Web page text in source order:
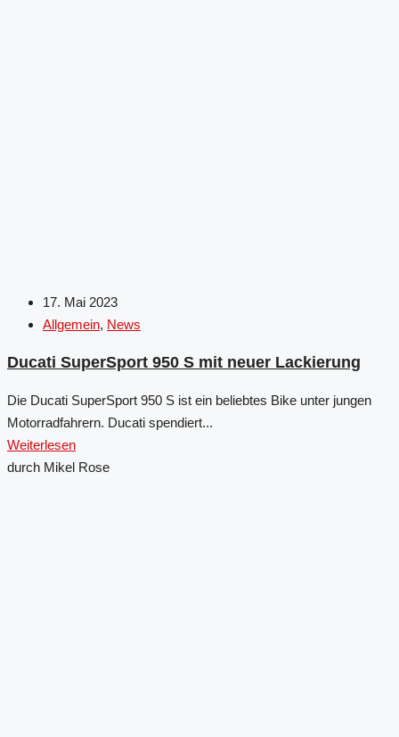
17. Mai 2023
Allgemein, News
Ducati SuperSport 950 S mit neuer Lackierung
Die Ducati SuperSport 950 S ist ein beliebtes Bike unter jungen
Motorradfahrern. Ducati spendiert...
Weiterlesen
durch Mikel Rose